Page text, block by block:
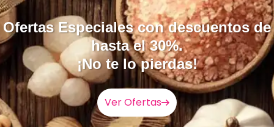
Ofertas Especiales con descuentos de
hasta el 30%.
¡No te lo pierdas!
Ver Ofertas